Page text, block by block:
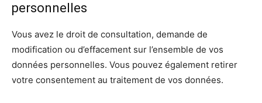
personnelles
Vous avez le droit de consultation, demande de
modification ou d’effacement sur l’ensemble de vos
données personnelles. Vous pouvez également retirer
votre consentement au traitement de vos données.